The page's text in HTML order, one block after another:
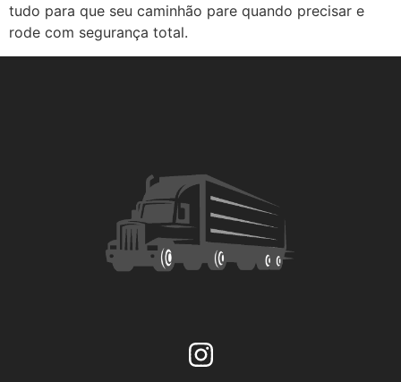
tudo para que seu caminhão pare quando precisar e
rode com segurança total.